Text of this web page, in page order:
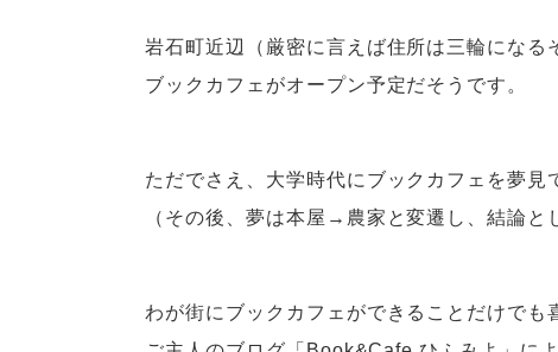
岩石町近辺（厳密に言えば住所は三輪になる
ブックカフェがオープン予定だそうです。
ただでさえ、大学時代にブックカフェを夢見
（その後、夢は本屋→農家と変遷し、結論と
わが街にブックカフェができることだけでも